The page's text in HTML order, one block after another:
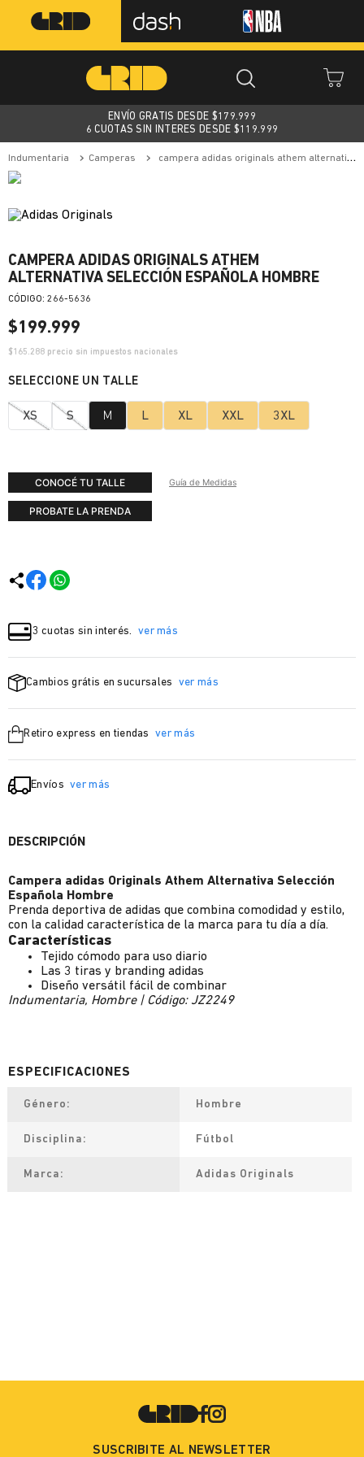
ENVÍO GRATIS DESDE $179.999
6 CUOTAS SIN INTERES DESDE $119.999
indumentaria camperas campera adidas originals athem alternativa selección española hombre
CAMPERA ADIDAS ORIGINALS ATHEM
ALTERNATIVA SELECCIÓN ESPAÑOLA HOMBRE
: 266-5636
$199.999
$165.288 precio sin impuestos nacionales
XS S M L XL XXL 3XL
CONOCÉ TU TALLE Guía de Medidas
PROBATE LA PRENDA
3 cuotas sin interés. ver más
Cambios grátis en sucursales ver más
Retiro express en tiendas ver más
Envíos ver más
DESCRIPCIÓN
Campera adidas Originals Athem Alternativa Selección
Española Hombre
Prenda deportiva de adidas que combina comodidad y estilo,
con la calidad característica de la marca para tu día a día.
Características
Tejido cómodo para uso diario
Las 3 tiras y branding adidas
Diseño versátil fácil de combinar
Indumentaria, Hombre | Código: JZ2249
Género Hombre
Disciplina Fútbol
Marca Adidas Originals
SUSCRIBITE AL NEWSLETTER